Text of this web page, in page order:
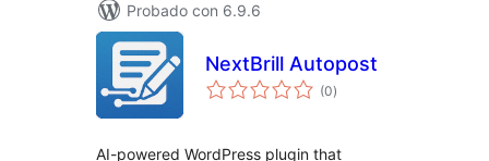
Probado con 6.9.6
NextBrill Autopost
(0total
de
)
AI-powered WordPress plugin that